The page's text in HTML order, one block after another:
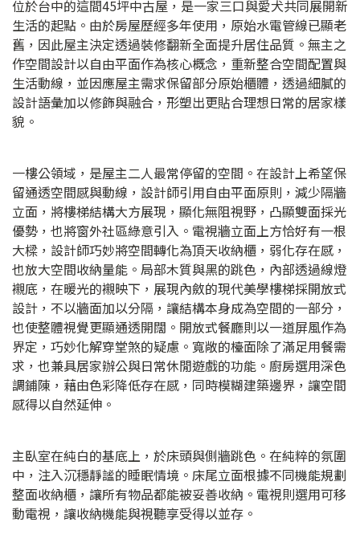
位於台中的這間45坪中古屋，是一家三口與愛犬共同展開新
生活的起點。由於房屋歷經多年使用，原始水電管線已顯老
舊，因此屋主決定透過裝修翻新全面提升居住品質。無主之
作空間設計以自由平面作為核心概念，重新整合空間配置與
生活動線，並因應屋主需求保留部分原始櫃體，透過細膩的
設計語彙加以修飾與融合，形塑出更貼合理想日常的居家樣
貌。
一樓公領域，是屋主二人最常停留的空間。在設計上希望保
留通透空間感與動線，設計師引用自由平面原則，減少隔牆
立面，將樓梯結構大方展現，顯化無阻視野，凸顯雙面採光
優勢，也將窗外社區綠意引入。電視牆立面上方恰好有一根
大樑，設計師巧妙將空間轉化為頂天收納櫃，弱化存在感，
也放大空間收納量能。局部木質與黑的跳色，內部透過線燈
襯底，在暖光的襯映下，展現內斂的現代美學樓梯採開放式
設計，不以牆面加以分隔，讓結構本身成為空間的一部分，
也使整體視覺更顯通透開闊。開放式餐廳則以一道屏風作為
界定，巧妙化解穿堂煞的疑慮。寬敞的檯面除了滿足用餐需
求，也兼具居家辦公與日常休閒遊戲的功能。廚房選用深色
調鋪陳，藉由色彩降低存在感，同時模糊建築邊界，讓空間
感得以自然延伸。
主臥室在純白的基底上，於床頭與側牆跳色。在純粹的氛圍
中，注入沉穩靜謐的睡眠情境。床尾立面根據不同機能規劃
整面收納櫃，讓所有物品都能被妥善收納。電視則選用可移
動電視，讓收納機能與視聽享受得以並存。